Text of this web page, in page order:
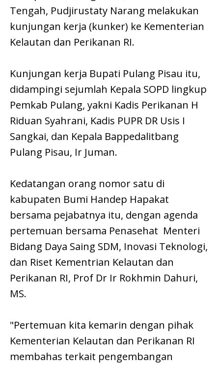
Tengah, Pudjirustaty Narang melakukan
kunjungan kerja (kunker) ke Kementerian
Kelautan dan Perikanan RI.
Kunjungan kerja Bupati Pulang Pisau itu,
didampingi sejumlah Kepala SOPD lingkup
Pemkab Pulang, yakni Kadis Perikanan H
Riduan Syahrani, Kadis PUPR DR Usis I
Sangkai, dan Kepala Bappedalitbang
Pulang Pisau, Ir Juman.
Kedatangan orang nomor satu di
kabupaten Bumi Handep Hapakat
bersama pejabatnya itu, dengan agenda
pertemuan bersama Penasehat Menteri
Bidang Daya Saing SDM, Inovasi Teknologi,
dan Riset Kementrian Kelautan dan
Perikanan RI, Prof Dr Ir Rokhmin Dahuri,
MS.
"Pertemuan kita kemarin dengan pihak
Kementerian Kelautan dan Perikanan RI
membahas terkait pengembangan